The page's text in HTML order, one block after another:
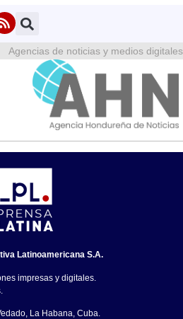
Agencias de noticias y medios digitales
Latinoamericana S.A.
impresas y digitales.
La Habana, Cuba.